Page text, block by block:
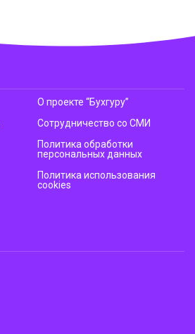
О проекте “Бухгуру”
Сотрудничество со СМИ
Политика обработки
персональных данных
Политика использования
cookies